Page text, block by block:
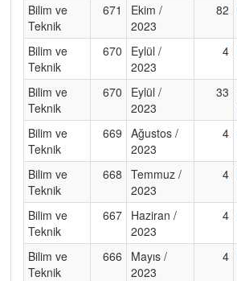
Bilim ve
Teknik
671
Ekim /
2023
82
Bilim ve
Teknik
670
Eylül /
2023
4
Bilim ve
Teknik
670
Eylül /
2023
33
Bilim ve
Teknik
669
Ağustos /
2023
4
Bilim ve
Teknik
668
Temmuz /
2023
4
Bilim ve
Teknik
667 Haziran /
2023
4
Bilim ve
Teknik
666
Mayıs /
2023
4